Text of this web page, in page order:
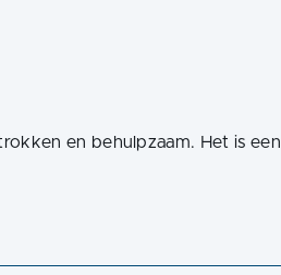
en behulpzaam. Het is een